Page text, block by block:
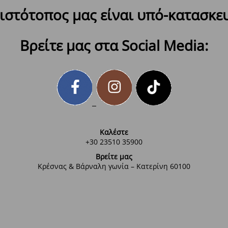
μας είναι υπό-
Βρείτε μας στα Social Media:
Καλέστε
+30 23510 35900
Βρείτε μας
Κρέσνας & Βάρναλη γωνία – Κατερίνη 60100